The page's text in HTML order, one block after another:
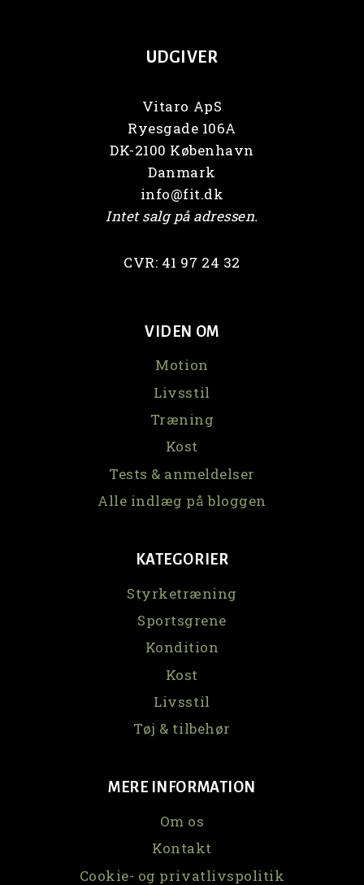
UDGIVER
Vitaro ApS
Ryesgade 106A
DK-2100 København
Danmark
info@fit.dk
Intet salg på adressen.
CVR: 41 97 24 32
VIDEN OM
Motion
Livsstil
Træning
Kost
Tests & anmeldelser
Alle indlæg på bloggen
KATEGORIER
Styrketræning
Sportsgrene
Kondition
Kost
Livsstil
Tøj & tilbehør
MERE INFORMATION
Om os
Kontakt
Cookie- og privatlivspolitik